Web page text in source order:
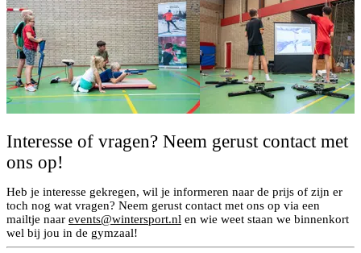
Interesse of vragen? Neem gerust contact met
ons op!
Heb je interesse gekregen, wil je informeren naar de prijs of zijn er
toch nog wat vragen? Neem gerust contact met ons op via een
mailtje naar events@wintersport.nl en wie weet staan we binnenkort
wel bij jou in de gymzaal!